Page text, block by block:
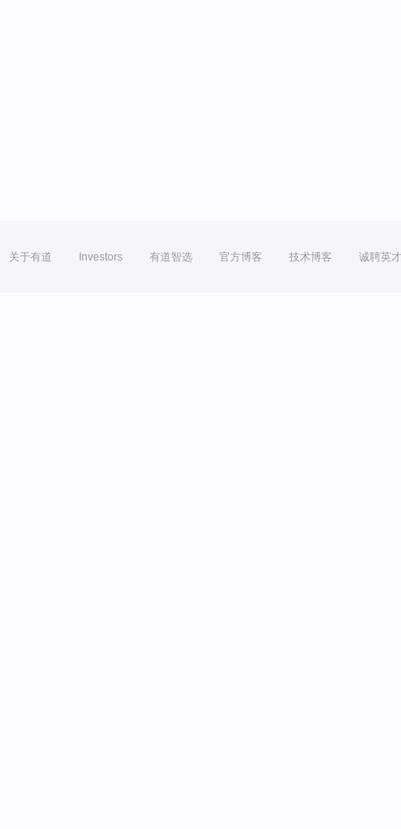
关于有道 Investors 有道智选 官方博客 技术博客 诚聘英才